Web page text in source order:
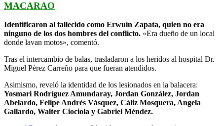
MACARAO
Identificaron al fallecido como Erwuin Zapata, quien no era
ninguno de los dos hombres del conflicto. «Era dueño de un local
donde lavan motos», comentó.
Tras el intercambio de balas, trasladaron a los heridos al hospital Dr.
Miguel Pérez Carreño para que fueran atendidos.
Asimismo, reveló la identidad de los lesionados en la balacera:
Yosmari Rodríguez Amundaray, Jordan González, Jordan
Abelardo, Felipe Andrés Vásquez, Cáliz Mosquera, Angela
Gallardo, Walter Ciociola y Gabriel Méndez.